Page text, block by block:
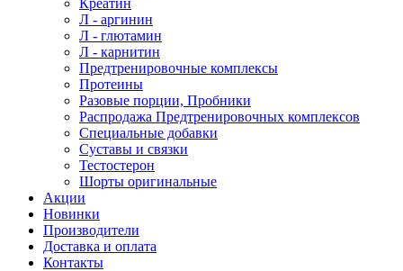
Креатин
Л - аргинин
Л - глютамин
Л - карнитин
Предтренировочные комплексы
Протеины
Разовые порции, Пробники
Распродажа Предтренировочных комплексов
Специальные добавки
Суставы и связки
Тестостерон
Шорты оригинальные
Акции
Новинки
Производители
Доставка и оплата
Контакты